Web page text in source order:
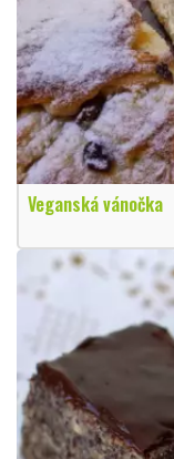
Veganská vánočka